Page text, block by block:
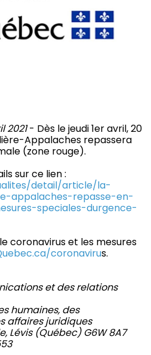
2021- Dès le jeudi 1er avril, 20
Appalaches repassera
(zone rouge).
sur ce lien :
detail/article/la-
appalaches-repasse-en-
speciales-durgence-
coronavirus et les mesures
coronavirus.
et des relations
humaines, des
affaires juridiques
Lévis (Québec) G6W 8A7